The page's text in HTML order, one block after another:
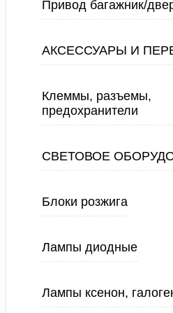
Привод багажник/
АКСЕССУАРЫ И
Клеммы, разъемы,
предохранители
СВЕТОВОЕ
Блоки розжига
Лампы диодные
Лампы ксенон,